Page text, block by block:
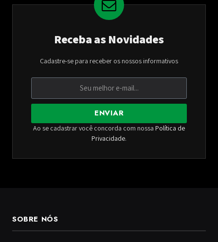
Receba as Novidades
Cadastre-se para receber os nossos informativos
ENVIAR
Ao se cadastrar você concorda com nossa Política de
Privacidade.
SOBRE NÓS